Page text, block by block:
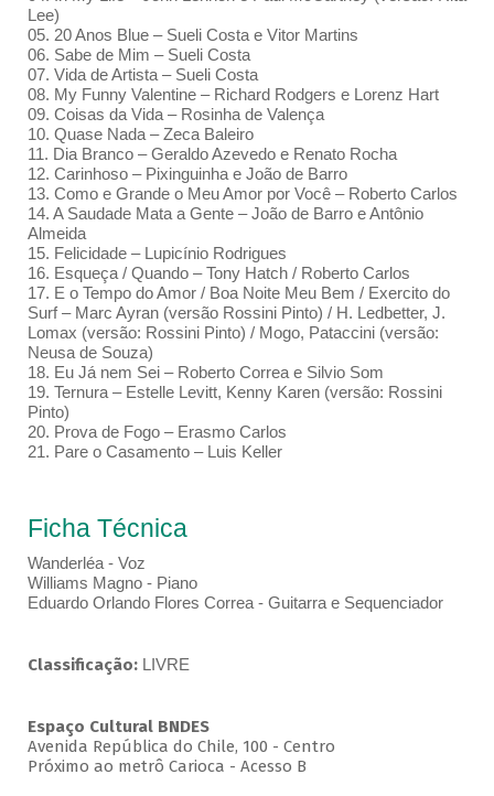
Lee)
05. 20 Anos Blue – Sueli Costa e Vitor Martins
06. Sabe de Mim – Sueli Costa
07. Vida de Artista – Sueli Costa
08. My Funny Valentine – Richard Rodgers e Lorenz Hart
09. Coisas da Vida – Rosinha de Valença
10. Quase Nada – Zeca Baleiro
11. Dia Branco – Geraldo Azevedo e Renato Rocha
12. Carinhoso – Pixinguinha e João de Barro
13. Como e Grande o Meu Amor por Você – Roberto Carlos
14. A Saudade Mata a Gente – João de Barro e Antônio
Almeida
15. Felicidade – Lupicínio Rodrigues
16. Esqueça / Quando – Tony Hatch / Roberto Carlos
17. E o Tempo do Amor / Boa Noite Meu Bem / Exercito do
Surf – Marc Ayran (versão Rossini Pinto) / H. Ledbetter, J.
Lomax (versão: Rossini Pinto) / Mogo, Pataccini (versão:
Neusa de Souza)
18. Eu Já nem Sei – Roberto Correa e Silvio Som
19. Ternura – Estelle Levitt, Kenny Karen (versão: Rossini
Pinto)
20. Prova de Fogo – Erasmo Carlos
21. Pare o Casamento – Luis Keller
Ficha Técnica
Wanderléa - Voz
Williams Magno - Piano
Eduardo Orlando Flores Correa - Guitarra e Sequenciador
Classificação: LIVRE
Espaço Cultural BNDES
Avenida República do Chile, 100 - Centro
Próximo ao metrô Carioca - Acesso B